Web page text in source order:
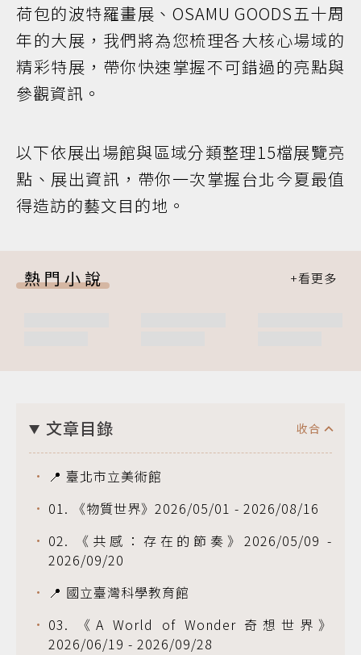
荷包的波特羅畫展、OSAMU GOODS五十周
年的大展，我們將為您梳理各大核心場域的
精彩特展，帶你快速掌握不可錯過的亮點與
參觀資訊。
以下依展出場館與區域分類整理15檔展覽亮
點、展出資訊，帶你一次掌握台北今夏最值
得造訪的藝文目的地。
熱門小說
文章目錄
📍 臺北市立美術館
01. 《物質世界》2026/05/01 - 2026/08/16
02. 《共感：存在的節奏》2026/05/09 -
2026/09/20
📍 國立臺灣科學教育館
03. 《A World of Wonder 奇想世界》
2026/06/19 - 2026/09/28